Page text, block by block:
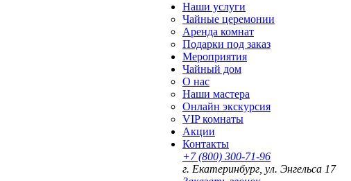
Наши услуги
Чайные церемонии
Аренда комнат
Подарки под заказ
Мероприятия
Чайный дом
О нас
Наши мастера
Онлайн экскурсия
VIP комнаты
Акции
Контакты
+7 (800) 300-71-96
г. Екатеринбург, ул. Энгельса 17